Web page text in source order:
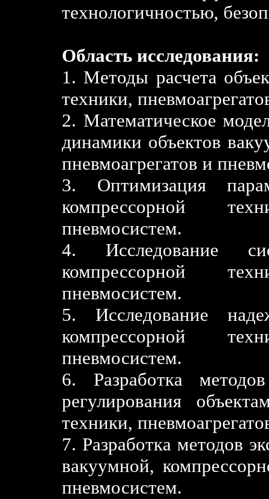
технологичностью,
Область исследования:
1. Методы расчета
техники,
2. Математическое
динамики объектов
пневмоагрегатов и
3. Оптимизация
компрессорной
пневмосистем.
4. Исследование
компрессорной
пневмосистем.
5. Исследование
компрессорной
пневмосистем.
6. Разработка
регулирования
техники,
7. Разработка методов
вакуумной,
пневмосистем.